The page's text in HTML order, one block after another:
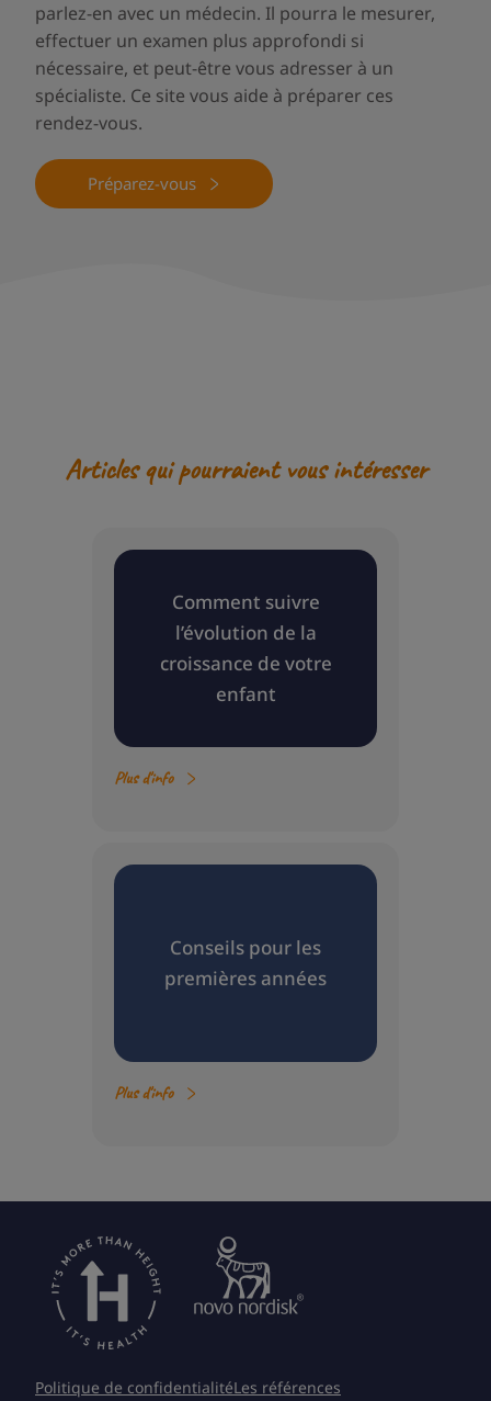
parlez-en avec un médecin. Il pourra le mesurer,
effectuer un examen plus approfondi si
nécessaire, et peut-être vous adresser à un
spécialiste. Ce site vous aide à préparer ces
rendez-vous.
Préparez-vous
Articles qui pourraient vous intéresser
Comment suivre
l’évolution de la
croissance de votre
enfant
Plus d'info
Conseils pour les
premières années
Plus d'info
Politique de confidentialitéLes références